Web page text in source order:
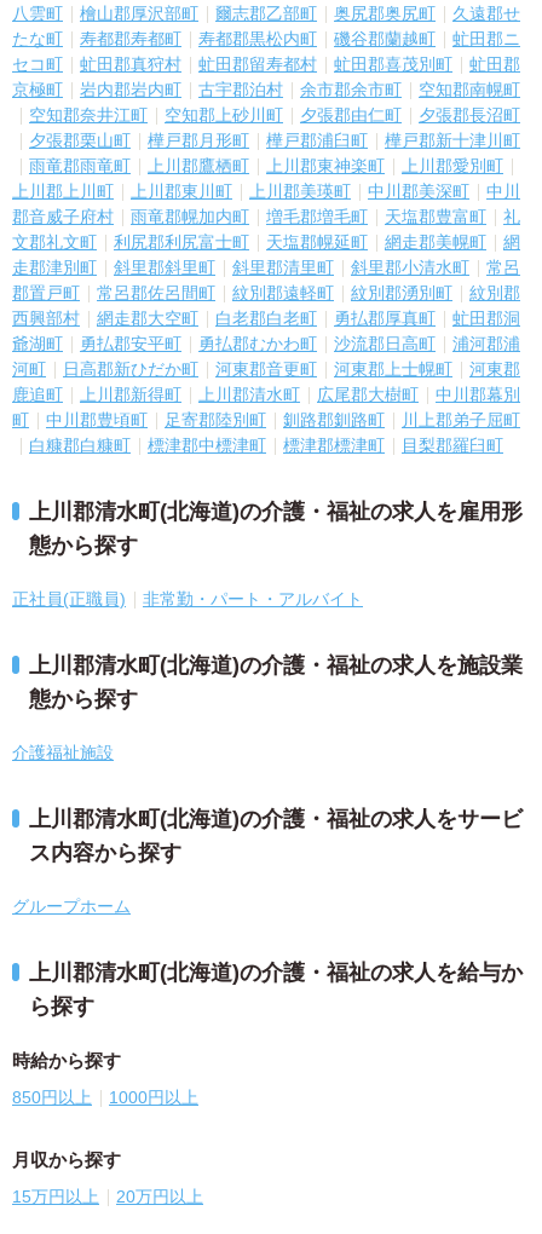
八雲町
檜山郡厚沢部町 爾志郡乙部町 奥尻郡奥尻町
久遠郡せ
たな町
寿都郡寿都町 寿都郡黒松内町 磯谷郡蘭越町
虻田郡ニ
セコ町
虻田郡真狩村 虻田郡留寿都村 虻田郡喜茂別町
虻田郡
京極町
岩内郡岩内町 古宇郡泊村 余市郡余市町
空知郡南幌町
空知郡奈井江町
空知郡上砂川町 夕張郡由仁町
夕張郡長沼町
夕張郡栗山町
樺戸郡月形町 樺戸郡浦臼町
樺戸郡新十津川町
雨竜郡雨竜町
上川郡鷹栖町 上川郡東神楽町
上川郡愛別町
上川郡上川町
上川郡東川町 上川郡美瑛町 中川郡美深町
中川
郡音威子府村
雨竜郡幌加内町 増毛郡増毛町 天塩郡豊富町
礼
文郡礼文町
利尻郡利尻富士町 天塩郡幌延町 網走郡美幌町
網
走郡津別町
斜里郡斜里町 斜里郡清里町 斜里郡小清水町
常呂
郡置戸町
常呂郡佐呂間町 紋別郡遠軽町 紋別郡湧別町
紋別郡
西興部村
網走郡大空町 白老郡白老町 勇払郡厚真町
虻田郡洞
爺湖町
勇払郡安平町 勇払郡むかわ町 沙流郡日高町
浦河郡浦
河町
日高郡新ひだか町 河東郡音更町 河東郡上士幌町
河東郡
鹿追町
上川郡新得町 上川郡清水町 広尾郡大樹町
中川郡幕別
町
中川郡豊頃町 足寄郡陸別町 釧路郡釧路町
川上郡弟子屈町
白糠郡白糠町
標津郡中標津町 標津郡標津町 目梨郡羅臼町
上川郡清水町(北海道)の介護・福祉の求人を雇用形
態から探す
正社員(正職員) 非常勤・パート・アルバイト
上川郡清水町(北海道)の介護・福祉の求人を施設業
態から探す
介護福祉施設
上川郡清水町(北海道)の介護・福祉の求人をサービ
ス内容から探す
グループホーム
上川郡清水町(北海道)の介護・福祉の求人を給与か
ら探す
時給から探す
850円以上 1000円以上
月収から探す
15万円以上 20万円以上